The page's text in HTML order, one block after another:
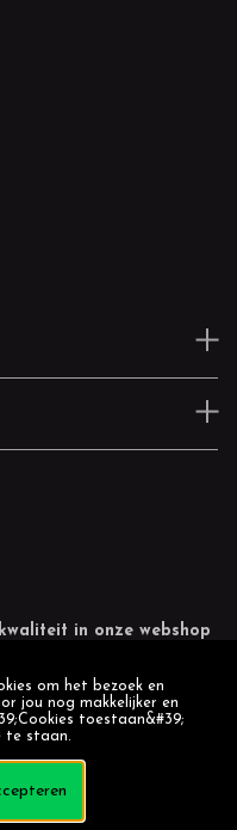
in onze webshop
om het bezoek en
jou nog makkelijker en
toestaan&#39;
te staan.